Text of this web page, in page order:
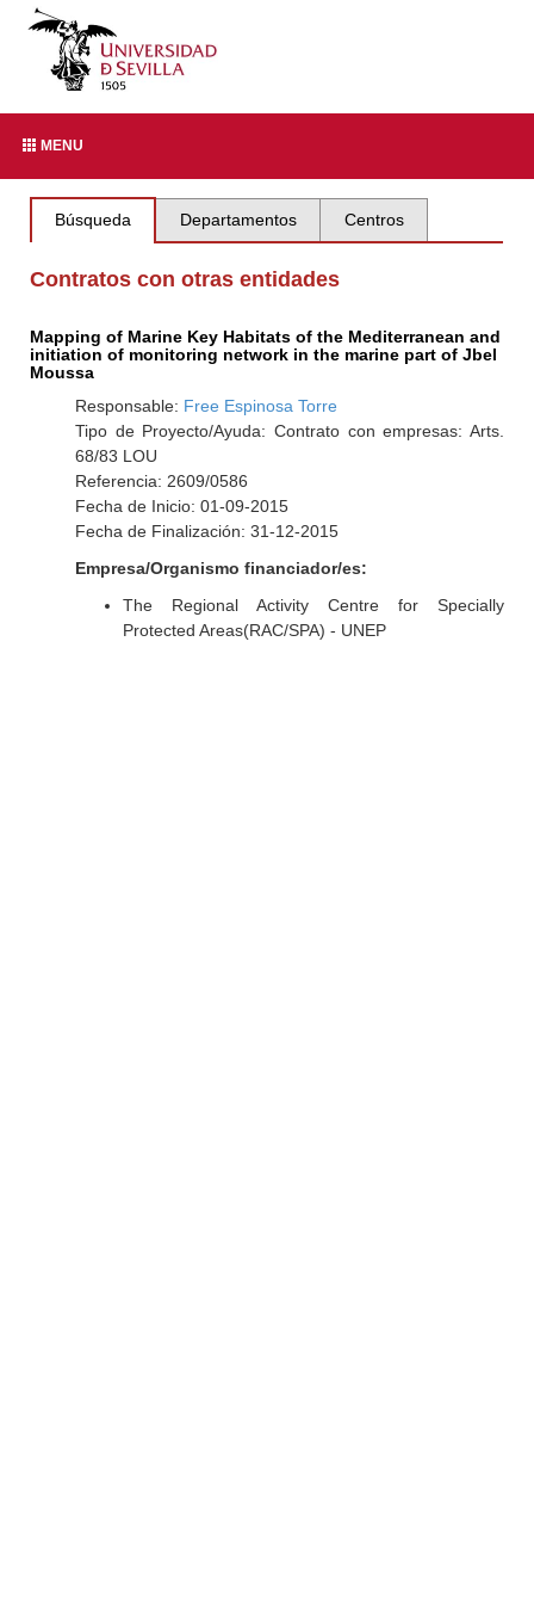
MENU
Búsqueda Departamentos Centros
Contratos con otras entidades
Mapping of Marine Key Habitats of the Mediterranean and
initiation of monitoring network in the marine part of Jbel
Moussa
Responsable: Free Espinosa Torre
Tipo de Proyecto/Ayuda: Contrato con empresas: Arts.
68/83 LOU
Referencia: 2609/0586
Fecha de Inicio: 01-09-2015
Fecha de Finalización: 31-12-2015
Empresa/Organismo financiador/es:
The Regional Activity Centre for Specially
Protected Areas(RAC/SPA) - UNEP